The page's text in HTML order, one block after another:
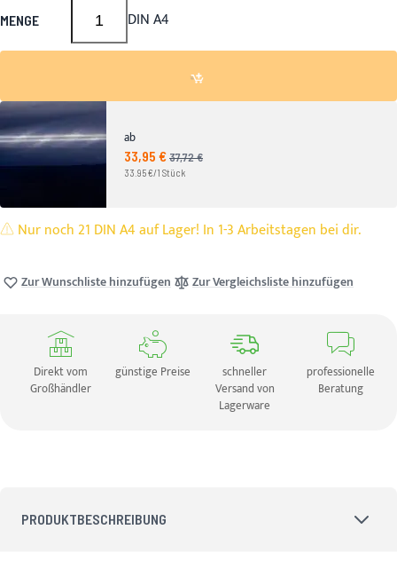
MENGE DIN A4
ab
Angebotspreis
33,95 €UVP
37,72 €
33.95 €/1 Stück
Nur noch 21 DIN A4 auf Lager! In 1-3 Arbeitstagen bei dir.
Zur Wunschliste hinzufügen Zur Vergleichsliste hinzufügen
Direkt vom
Großhändler
günstige Preise
schneller
Versand von
Lagerware
professionelle
Beratung
PRODUKTBESCHREIBUNG